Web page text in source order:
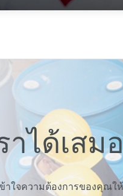
าได้เสม
าใจความต้องการของคุณใ